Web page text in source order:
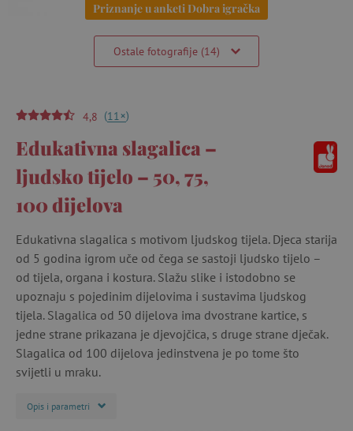
Priznanje u anketi Dobra igračka
Ostale fotografije (14)
4,8 (11+)
Edukativna slagalica –
ljudsko tijelo – 50, 75,
100 dijelova
Edukativna slagalica s motivom ljudskog tijela. Djeca starija
od 5 godina igrom uče od čega se sastoji ljudsko tijelo –
od tijela, organa i kostura. Slažu slike i istodobno se
upoznaju s pojedinim dijelovima i sustavima ljudskog
tijela. Slagalica od 50 dijelova ima dvostrane kartice, s
jedne strane prikazana je djevojčica, s druge strane dječak.
Slagalica od 100 dijelova jedinstvena je po tome što
svijetli u mraku.
Opis i parametri